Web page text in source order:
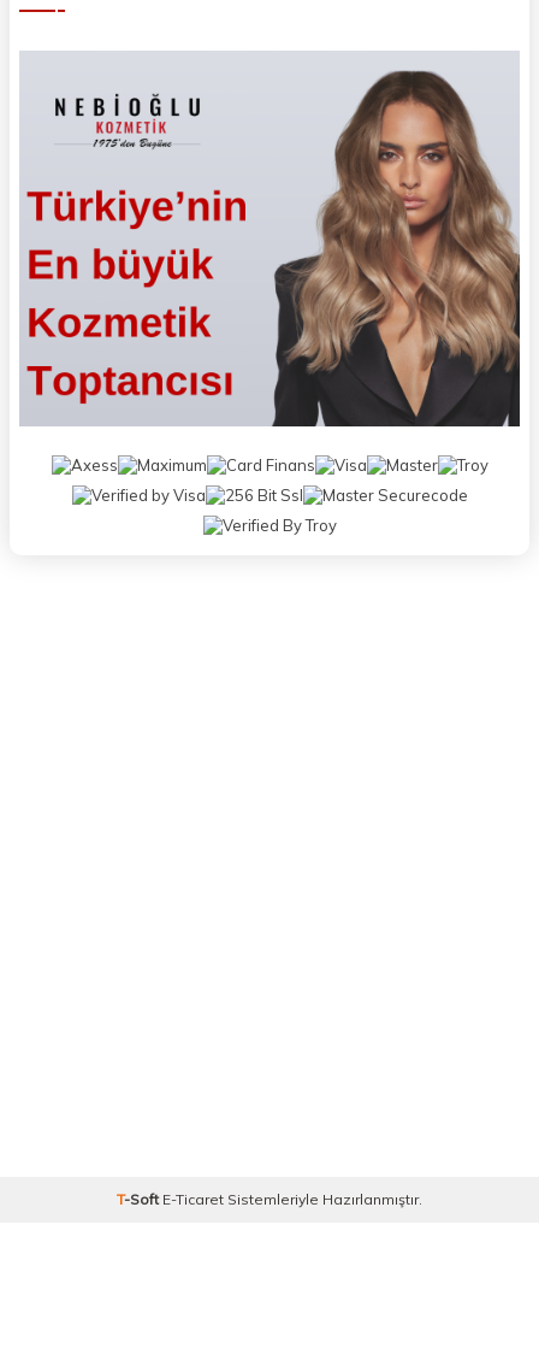
T-Soft E-Ticaret Sistemleriyle Hazırlanmıştır.